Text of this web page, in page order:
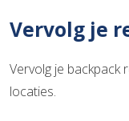
Vervolg je
Vervolg je backpack
locaties.